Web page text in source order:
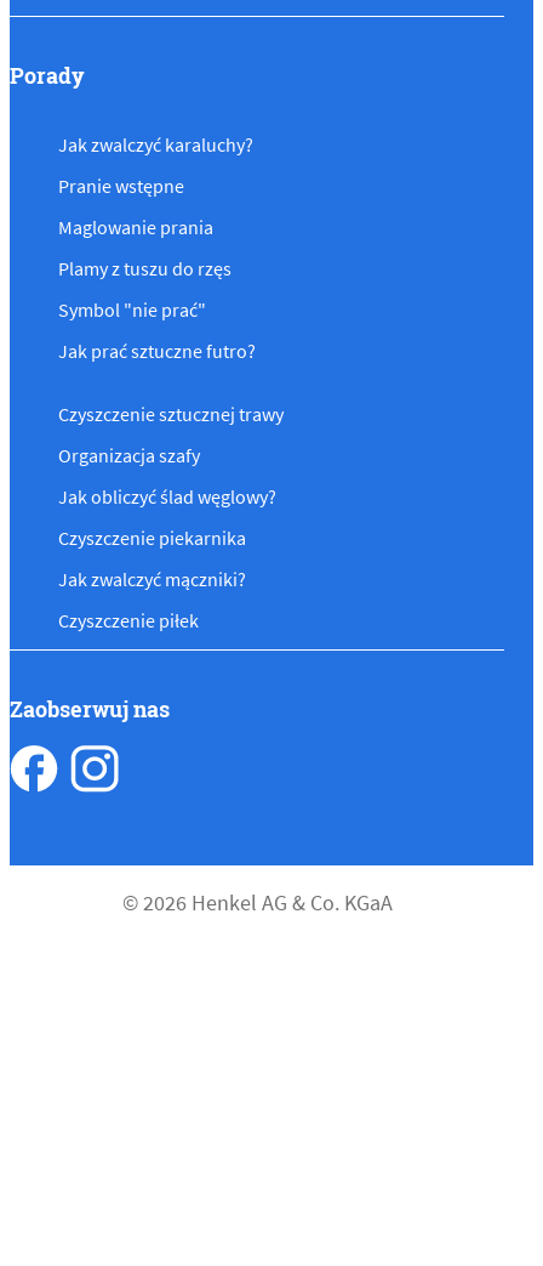
Porady
Jak zwalczyć karaluchy?
Pranie wstępne
Maglowanie prania
Plamy z tuszu do rzęs
Symbol "nie prać"
Jak prać sztuczne futro?
Czyszczenie sztucznej trawy
Organizacja szafy
Jak obliczyć ślad węglowy?
Czyszczenie piekarnika
Jak zwalczyć mączniki?
Czyszczenie piłek
Zaobserwuj nas
© 2026 Henkel AG & Co. KGaA